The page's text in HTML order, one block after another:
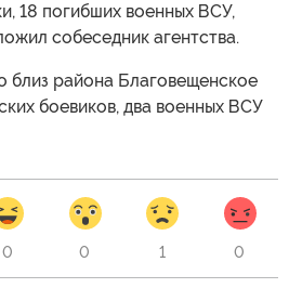
18 погибших военных ВСУ,
собеседник агентства.
близ района Благовещенское
боевиков, два военных ВСУ
0 0 1 0